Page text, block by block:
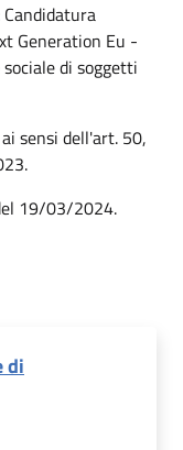
Candidatura
Generation Eu -
di soggetti
sensi dell'art. 50,
19/03/2024.
di